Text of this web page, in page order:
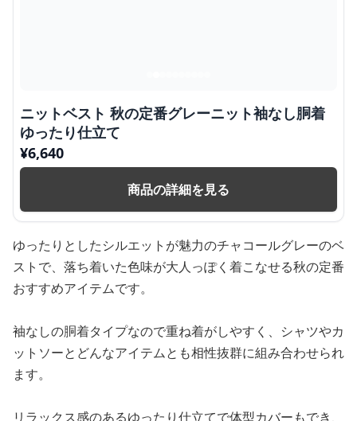
ニットベスト 秋の定番グレーニット袖なし胴着
ゆったり仕立て
¥6,640
商品の詳細を見る
ゆったりとしたシルエットが魅力のチャコールグレーのベ
ストで、落ち着いた色味が大人っぽく着こなせる秋の定番
おすすめアイテムです。
袖なしの胴着タイプなので重ね着がしやすく、シャツやカ
ットソーとどんなアイテムとも相性抜群に組み合わせられ
ます。
リラックス感のあるゆったり仕立てで体型カバーもでき、